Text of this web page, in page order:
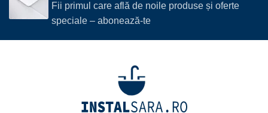
Fii primul care află de noile produse și oferte
speciale – abonează-te